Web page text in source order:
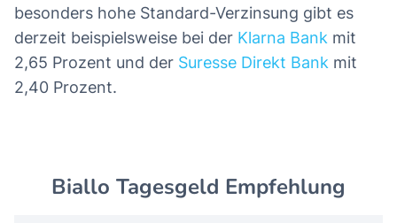
besonders hohe Standard-Verzinsung gibt es
derzeit beispielsweise bei der Klarna Bank mit
2,65 Prozent und der Suresse Direkt Bank mit
2,40 Prozent.
Biallo Tagesgeld Empfehlung